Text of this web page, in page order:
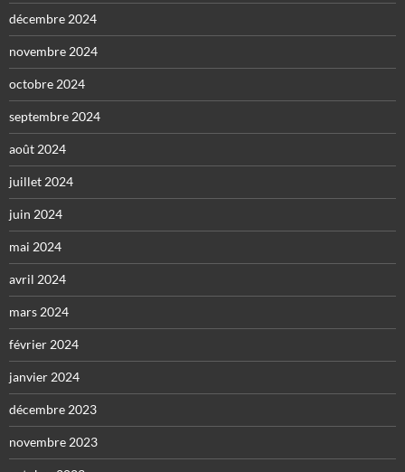
décembre 2024
novembre 2024
octobre 2024
septembre 2024
août 2024
juillet 2024
juin 2024
mai 2024
avril 2024
mars 2024
février 2024
janvier 2024
décembre 2023
novembre 2023